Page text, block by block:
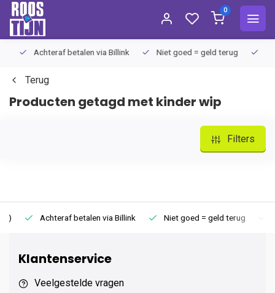
0
Achteraf betalen via Billink Niet goed = geld terug
Terug
Producten getagd met kinder wip
Filters
Achteraf betalen via Billink Niet goed = geld terug
Klantenservice
Veelgestelde vragen